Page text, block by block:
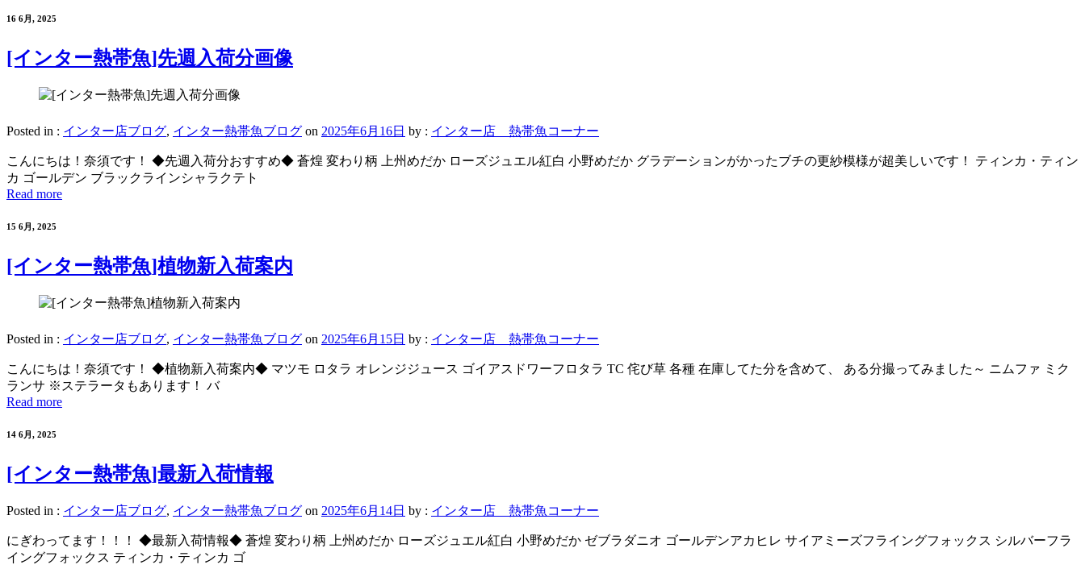
16 6月, 2025
[インター熱帯魚]先週入荷分画像
Posted in : インター店ブログ, インター熱帯魚ブログ on 2025年6月16日 by : インター店 熱帯魚コーナー
こんにちは！奈須です！ ◆先週入荷分おすすめ◆ 蒼煌 変わり柄 上州めだか ローズジュエル紅白 小野めだか グラデーションがかったブチの更紗模様が超美しいです！ ティンカ・ティン
カ ゴールデン ブラックラインシャラクテト
Read more
15 6月, 2025
[インター熱帯魚]植物新入荷案内
Posted in : インター店ブログ, インター熱帯魚ブログ on 2025年6月15日 by : インター店 熱帯魚コーナー
こんにちは！奈須です！ ◆植物新入荷案内◆ マツモ ロタラ オレンジジュース ゴイアスドワーフロタラ TC 侘び草 各種 在庫してた分を含めて、 ある分撮ってみました～ ニムファ ミク
ランサ ※ステラータもあります！ バ
Read more
14 6月, 2025
[インター熱帯魚]最新入荷情報
Posted in : インター店ブログ, インター熱帯魚ブログ on 2025年6月14日 by : インター店 熱帯魚コーナー
にぎわってます！！！ ◆最新入荷情報◆ 蒼煌 変わり柄 上州めだか ローズジュエル紅白 小野めだか ゼブラダニオ ゴールデンアカヒレ サイアミーズフライングフォックス シルバーフラ
イングフォックス ティンカ・ティンカ ゴ